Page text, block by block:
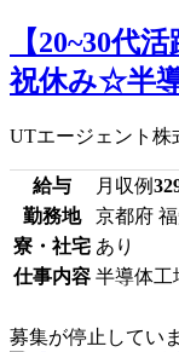
【20~30代
祝休み☆半
UTエージェント株
給与 月収例
勤務地
京都府
寮・社宅 あり
仕事内容 半導体工
募集が停止してい